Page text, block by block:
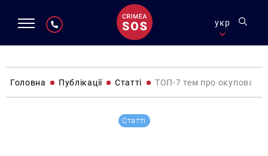
укр
Головна Публікації Статті ТОП-7 тем про
Статті